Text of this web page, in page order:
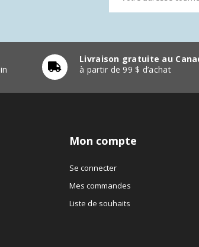
Livraison gratuite au
à partir de 99 $ d’achat
Mon compte
Se connecter
Mes commandes
Liste de souhaits